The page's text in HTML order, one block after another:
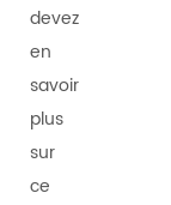
devez
en
savoir
plus
sur
ce